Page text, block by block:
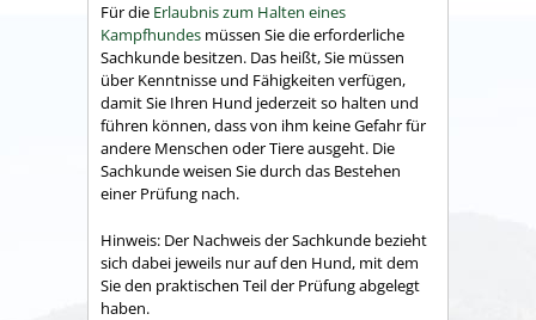
Für die Erlaubnis zum Halten eines
Kampfhundes müssen Sie die erforderliche
Sachkunde besitzen. Das heißt, Sie müssen
über Kenntnisse und Fähigkeiten verfügen,
damit Sie Ihren Hund jederzeit so halten und
führen können, dass von ihm keine Gefahr für
andere Menschen oder Tiere ausgeht. Die
Sachkunde weisen Sie durch das Bestehen
einer Prüfung nach.
Hinweis: Der Nachweis derSachkunde bezieht
sich dabei jeweils nur auf den Hund, mit dem
Sie den praktischen Teil der Prüfung abgelegt
haben.